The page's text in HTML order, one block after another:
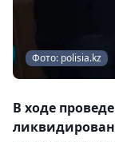
Фото: polisia.kz
В ходе